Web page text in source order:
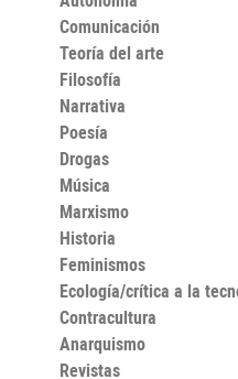
Comunicación
Teoría del arte
Filosofía
Narrativa
Poesía
Drogas
Música
Marxismo
Historia
Feminismos
Ecología/crítica a la
Contracultura
Anarquismo
Revistas